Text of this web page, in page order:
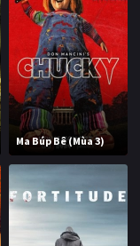
Ma Búp Bê (Mùa 3)